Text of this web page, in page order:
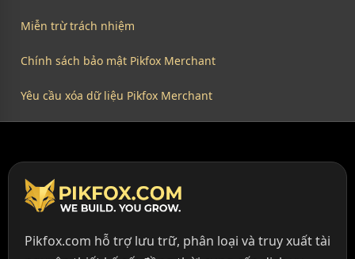
Miễn trừ trách nhiệm
Chính sách bảo mật Pikfox Merchant
Yêu cầu xóa dữ liệu Pikfox Merchant
Pikfox.com hỗ trợ lưu trữ, phân loại và truy xuất tài